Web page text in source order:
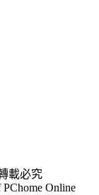
載必究
PChome Online